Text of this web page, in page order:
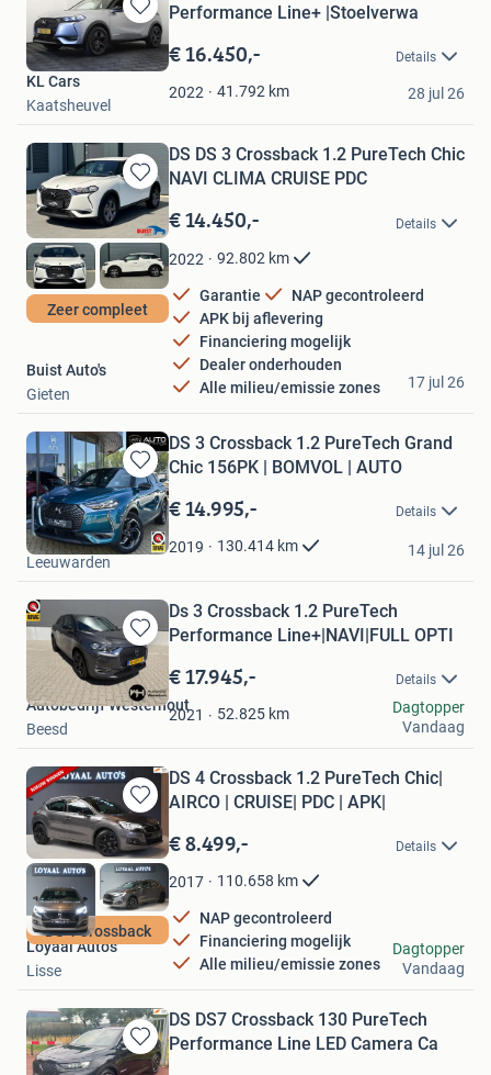
Bewaren
in
Mijn
Favorieten
Performance Line+ |Stoelverwa
€ 16.450,- Details
2022 41.792 km
KL Cars
Kaatsheuvel
28 jul 26
Bewaren
in
Mijn
Favorieten
Zeer compleet
DS DS 3 Crossback 1.2 PureTech Chic
NAVI CLIMA CRUISE PDC
€ 14.450,- Details
2022 92.802 km
Garantie
NAP gecontroleerd
APK bij aflevering
Financiering mogelijk
Dealer onderhouden
Alle milieu/emissie zones
Buist Auto's
Gieten
17 jul 26
Bewaren
in
Mijn
Favorieten
DS 3 Crossback 1.2 PureTech Grand
Chic 156PK | BOMVOL | AUTO
€ 14.995,- Details
2019 130.414 km
Auto Plantinga
Leeuwarden
14 jul 26
Bewaren
in
Mijn
Favorieten
Ds 3 Crossback 1.2 PureTech
Performance Line+|NAVI|FULL OPTI
€ 17.945,- Details
2021 52.825 km
Autobedrijf Westerhout
Beesd
Dagtopper
Vandaag
Bewaren
in
Mijn
Favorieten
DS 4 Crossback
DS 4 Crossback 1.2 PureTech Chic|
AIRCO | CRUISE| PDC | APK|
€ 8.499,- Details
2017 110.658 km
NAP gecontroleerd
Financiering mogelijk
Alle milieu/emissie zones
Loyaal Auto's
Lisse
Dagtopper
Vandaag
Bewaren
DS DS7 Crossback 130 PureTech
Performance Line LED Camera Ca